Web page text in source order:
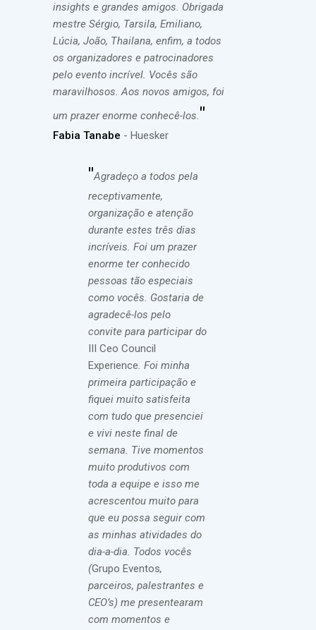
insights e grandes amigos. Obrigada
mestre Sérgio, Tarsila, Emiliano,
Lúcia, João, Thailana, enfim, a todos
os organizadores e patrocinadores
pelo evento incrível. Vocês são
maravilhosos. Aos novos amigos, foi
um prazer enorme conhecê-los."
Fabia Tanabe - Huesker
"Agradeço a todos pela
receptivamente,
organização e atenção
durante estes três dias
incríveis. Foi um prazer
enorme ter conhecido
pessoas tão especiais
como vocês. Gostaria de
agradecê-los pelo
convite para participar do
III Ceo Council
Experience. Foi minha
primeira participação e
fiquei muito satisfeita
com tudo que presenciei
e vivi neste final de
semana. Tive momentos
muito produtivos com
toda a equipe e isso me
acrescentou muito para
que eu possa seguir com
as minhas atividades do
dia-a-dia. Todos vocês
(Grupo Eventos,
parceiros, palestrantes e
CEO’s) me presentearam
com momentos e